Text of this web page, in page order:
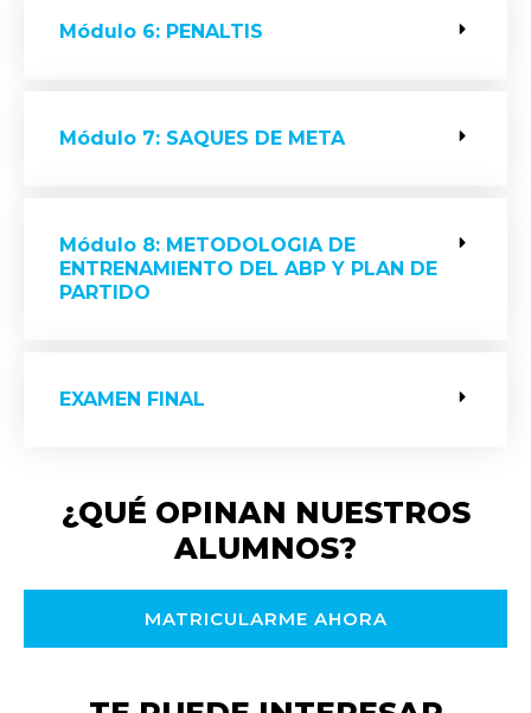
Módulo 6: PENALTIS
Módulo 7: SAQUES DE META
Módulo 8: METODOLOGIA DE
ENTRENAMIENTO DEL ABP Y PLAN DE
PARTIDO
EXAMEN FINAL
¿QUÉ OPINAN NUESTROS
ALUMNOS?
MATRICULARME AHORA